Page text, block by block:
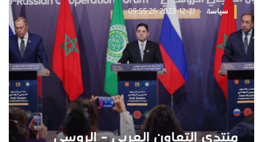
سياسة 2023-12-21 09:55:26